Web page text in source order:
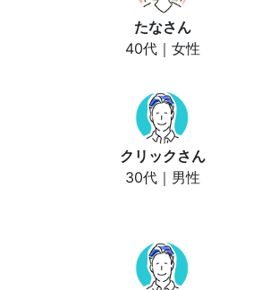
たなさん
40代｜女性
クリック さん
30代｜男性